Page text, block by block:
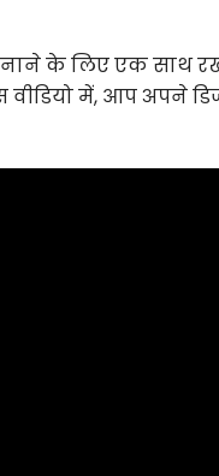
के लिए एक साथ रखा
में, आप अपने